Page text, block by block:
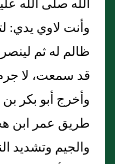
وأنت لاوي يدي:
ظالم له ثم
قد سمعت، لا
وأخرج أبو بكر
طريق عمر ابن
والجيم وتشديد